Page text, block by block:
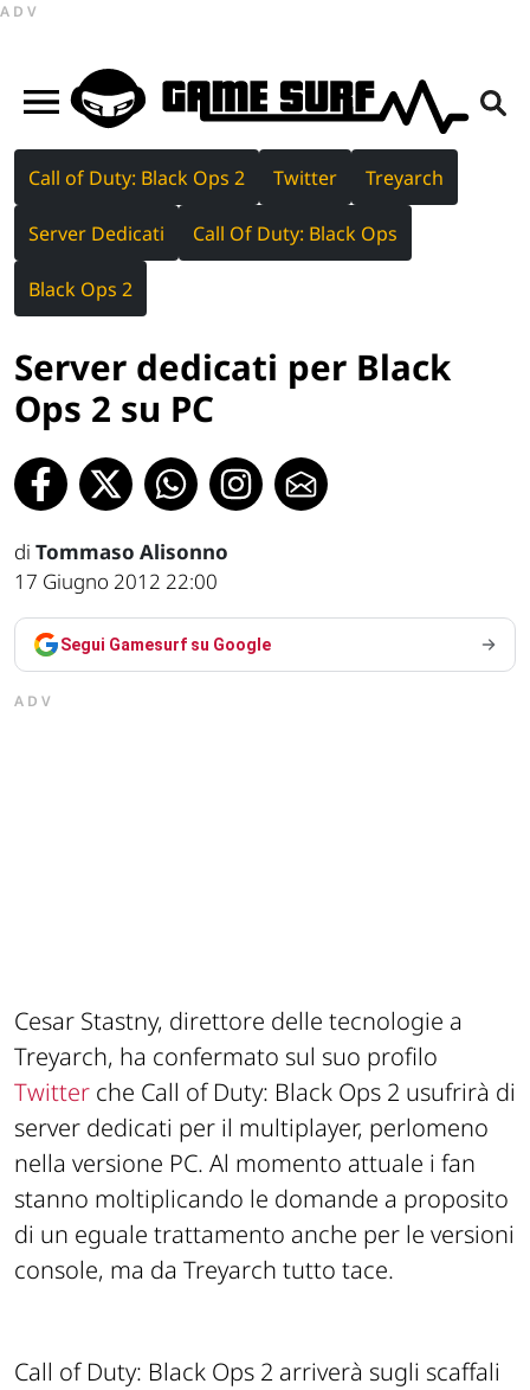
ADV
Call of Duty: Black Ops 2 Twitter Treyarch
Server Dedicati Call Of Duty: Black Ops
Black Ops 2
Server dedicati per Black
Ops 2 su PC
di Tommaso Alisonno
17 Giugno 2012 22:00
Segui Gamesurf su Google
ADV
Cesar Stastny, direttore delle tecnologie a
Treyarch, ha confermato sul suo profilo
Twitter che Call of Duty: Black Ops 2 usufrirà di
server dedicati per il multiplayer, perlomeno
nella versione PC. Al momento attuale i fan
stanno moltiplicando le domande a proposito
di un eguale trattamento anche per le versioni
console, ma da Treyarch tutto tace.
Call of Duty: Black Ops 2 arriverà sugli scaffali